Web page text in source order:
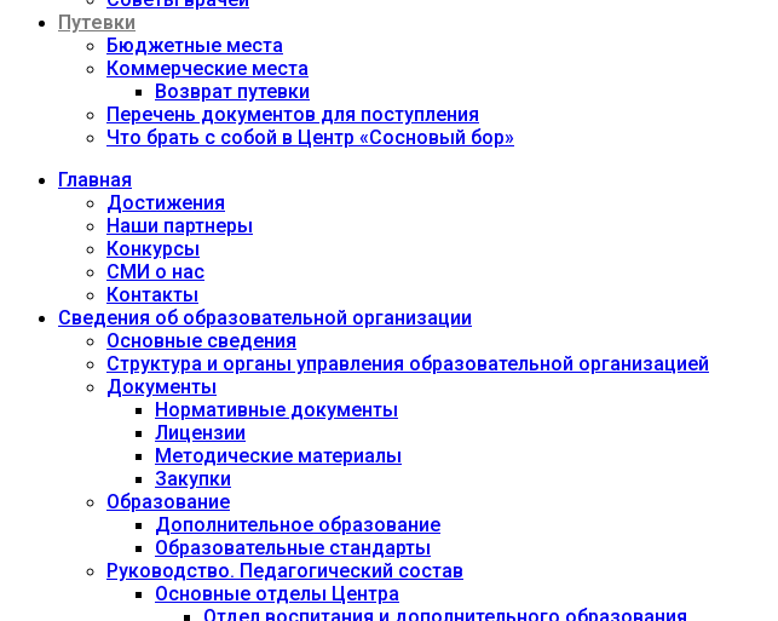
Путевки
Бюджетные места
Коммерческие места
Возврат путевки
Перечень документов для поступления
Что брать с собой в Центр «Сосновый бор»
Главная
Достижения
Наши партнеры
Конкурсы
СМИ о нас
Контакты
Сведения об образовательной организации
Основные сведения
Структура и органы управления образовательной организацией
Документы
Нормативные документы
Лицензии
Методические материалы
Закупки
Образование
Дополнительное образование
Образовательные стандарты
Руководство. Педагогический состав
Основные отделы Центра